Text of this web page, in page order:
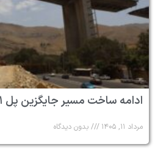
ادامه ساخت مسیر جایگزین پل b۱
مرداد ۱۱, ۱۴۰۵ بدون دیدگاه